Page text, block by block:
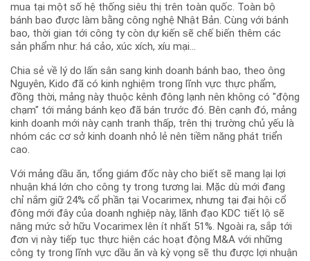
mua tại một số hệ thống siêu thị trên toàn quốc. Toàn bộ
bánh bao được làm bằng công nghệ Nhật Bản. Cùng với bánh
bao, thời gian tới công ty còn dự kiến sẽ chế biến thêm các
sản phẩm như: há cảo, xúc xích, xíu mại...
Chia sẻ về lý do lấn sân sang kinh doanh bánh bao, theo ông
Nguyên, Kido đã có kinh nghiệm trong lĩnh vực thực phẩm,
đồng thời, mảng này thuộc kênh đông lạnh nên không có "động
chạm" tới mảng bánh kẹo đã bán trước đó. Bên cạnh đó, mảng
kinh doanh mới này cạnh tranh thấp, trên thị trường chủ yếu là
nhóm các cơ sở kinh doanh nhỏ lẻ nên tiềm năng phát triển
cao.
Với mảng dầu ăn, tổng giám đốc này cho biết sẽ mang lại lợi
nhuận khá lớn cho công ty trong tương lai. Mặc dù mới đang
chỉ nắm giữ 24% cổ phần tại Vocarimex, nhưng tại đại hội cổ
đông mới đây của doanh nghiệp này, lãnh đạo KDC tiết lộ sẽ
nâng mức sở hữu Vocarimex lên ít nhất 51%. Ngoài ra, sắp tới
đơn vị này tiếp tục thực hiện các hoạt động M&A với những
công ty trong lĩnh vực dầu ăn và kỳ vọng sẽ thu được lợi nhuận